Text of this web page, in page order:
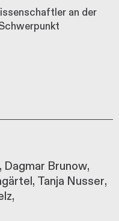
an der
Dagmar Brunow
Tanja Nusser